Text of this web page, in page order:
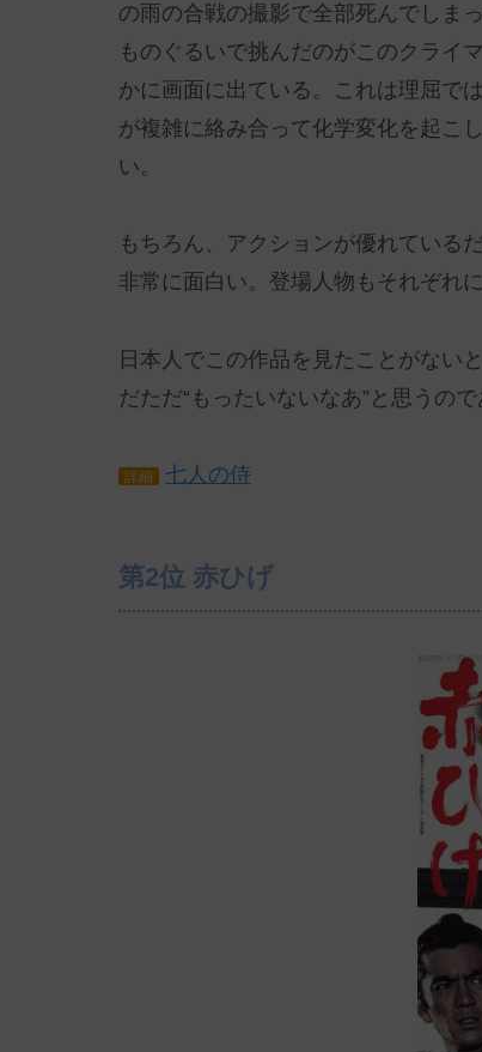
の雨の合戦の撮影で全部死んでしま
ものぐるいで挑んだのがこのクライ
かに画面に出ている。これは理屈で
が複雑に絡み合って化学変化を起こ
い。
もちろん、アクションが優れている
非常に面白い。登場人物もそれぞれ
日本人でこの作品を見たことがない
だただ“もったいないなあ”と思うので
詳細 七人の侍
第2位 赤ひげ